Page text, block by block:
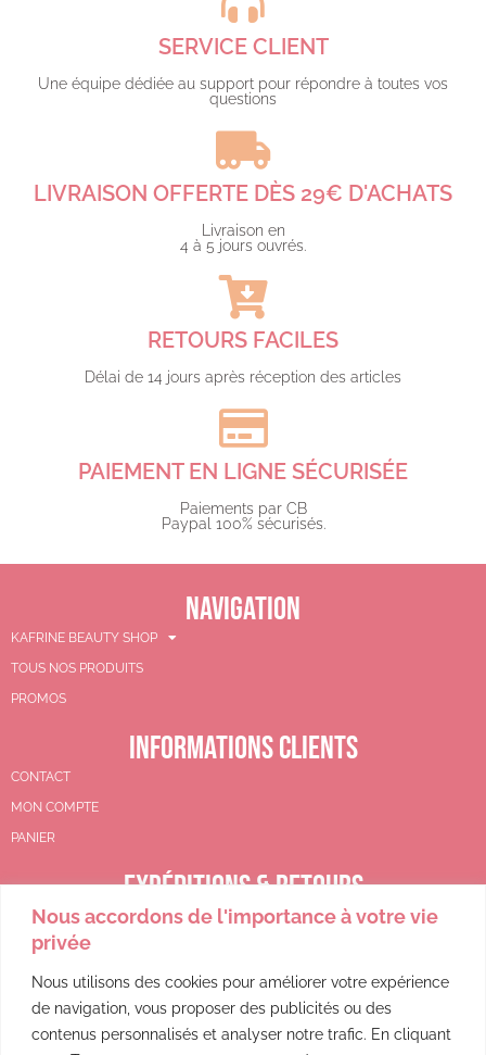
Nous accordons de l'importance à votre vie
privée
Nous utilisons des cookies pour améliorer votre expérience
de navigation, vous proposer des publicités ou des
contenus personnalisés et analyser notre trafic. En cliquant
SERVICE CLIENT
Une équipe dédiée au support pour répondre à toutes vos
questions​
LIVRAISON OFFERTE DÈS 29€ D'ACHATS​
Livraison en
4 à 5 jours ouvrés.​
RETOURS FACILES
Délai de 14 jours après réception des articles
PAIEMENT EN LIGNE SÉCURISÉE
Paiements par CB
Paypal 100% sécurisés.​
NAVIGATION
KAFRINE BEAUTY SHOP
TOUS NOS PRODUITS
PROMOS
INFORMATIONS CLIENTS
CONTACT
MON COMPTE
PANIER
EXPÉDITIONS & RETOURS
CGV
POLITIQUE DE REMBOURSEMENT
POLITIQUE DE CONFIDENTIALITÉ
MENTIONS LÉGALES